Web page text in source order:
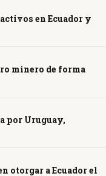
en Ecuador y
minero de forma
por Uruguay,
otorgar a Ecuador el